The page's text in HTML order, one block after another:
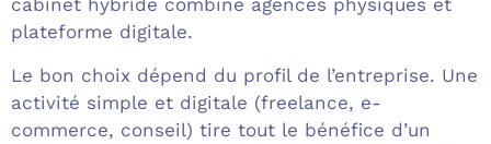
cabinet hybride combine agences physiques et
plateforme digitale.
Le bon choix dépend du profil de l’entreprise. Une
activité simple et digitale (freelance, e-
commerce, conseil) tire tout le bénéfice d’un